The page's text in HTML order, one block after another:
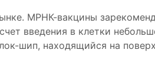
МРНК-вакцины
введения в клетки
шип, находящийся на